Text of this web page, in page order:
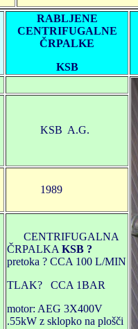
RABLJENE
CENTRIFUGALNE
ČRPALKE
KSB
KSB A.G.
1989
CENTRIFUGALNA
ČRPALKA KSB ?
pretoka ? CCA 100 L/MIN
TLAK? CCA 1BAR
motor: AEG 3X400V
.55kW z sklopko na plošči